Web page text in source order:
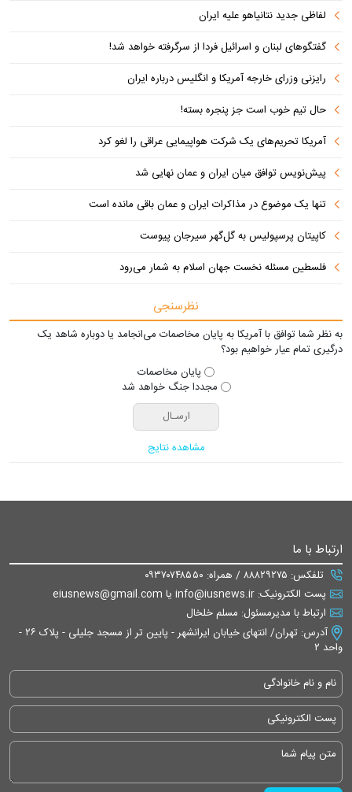
لفاظی جدید نتانیاهو علیه ایران
گفتگوهای لبنان و اسرائیل فردا از سرگرفته خواهد شد!
رایزنی وزرای خارجه آمریکا و انگلیس درباره ایران
حال تیم خوب است جز پنجره بسته!
آمریکا تحریم‌های یک شرکت هواپیمایی عراقی را لغو کرد
پیش‌نویس توافق میان ایران و عمان نهایی شد
تنها یک موضوع در مذاکرات ایران و عمان باقی مانده است
کاپیتان پرسپولیس به گل‌گهر سیرجان پیوست
فلسطین مسئله نخست جهان اسلام به شمار می‌رود
نظرسنجی
به نظر شما توافق با آمریکا به پایان مخاصمات می‌انجامد یا دوباره شاهد یک
درگیری تمام عیار خواهیم بود؟
پایان مخاصمات
مجددا جنگ خواهد شد
مشاهده نتایج
ارتباط با ما
تلفکس: ۸۸۸۲۹۲۷۵ / همراه: ۰۹۳۷۰۷۴۸۵۵۰
پست الکترونیک: info@iusnews.ir یا eiusnews@gmail.com
ارتباط با مدیرمسئول: مسلم خلخال
آدرس: تهران/ انتهای خیابان ایرانشهر - پایین تر از مسجد جلیلی - پلاک ۲۶ -
واحد ۲